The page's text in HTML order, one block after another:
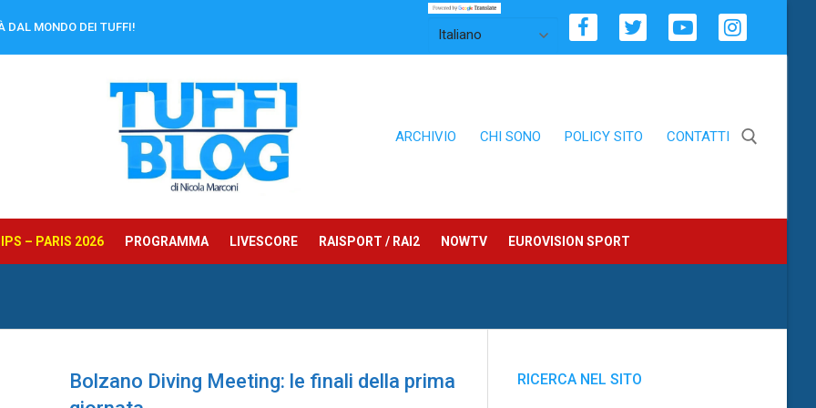
DAL MONDO DEI TUFFI!
ARCHIVIO CHI SONO POLICY SITO CONTATTI
– PARIS 2026 PROGRAMMA LIVESCORE RAISPORT / RAI2 NOWTV EUROVISION SPORT
Bolzano Diving Meeting: le finali della prima
RICERCA NEL SITO